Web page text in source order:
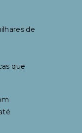
de
que